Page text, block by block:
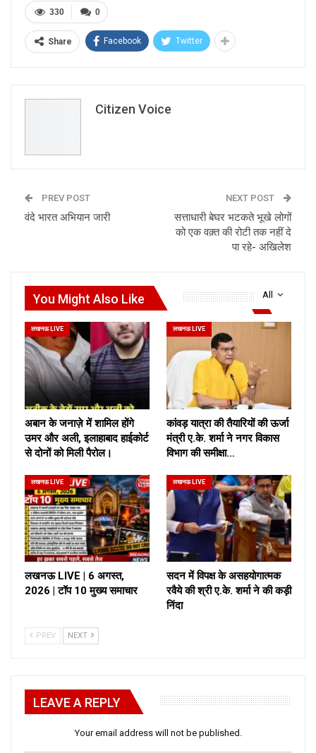
0
330
Share Facebook Twitter
Citizen Voice
PREV POST
वंदे भारत अभियान जारी
NEXT POST
सत्ताधारी बेघर भटकते भूखे लोगों
को एक वक़्त की रोटी तक नहीं दे
पा रहे- अखिलेश
All
You Might Also Like
लखनऊ LIVE
अबान के जनाज़े में शामिल होंगे
उमर और अली, इलाहाबाद हाईकोर्ट
से दोनों को मिली पैरोल।
लखनऊ LIVE
कांवड़ यात्रा की तैयारियों की ऊर्जा
मंत्री ए.के. शर्मा ने नगर विकास
विभाग की समीक्षा…
लखनऊ LIVE
लखनऊ LIVE | 6 अगस्त,
2026 | टॉप 10 मुख्य समाचार
लखनऊ LIVE
सदन में विपक्ष के असहयोगात्मक
रवैये की श्री ए.के. शर्मा ने की कड़ी
निंदा
PREV NEXT
LEAVE A REPLY
Your email address will not be published.